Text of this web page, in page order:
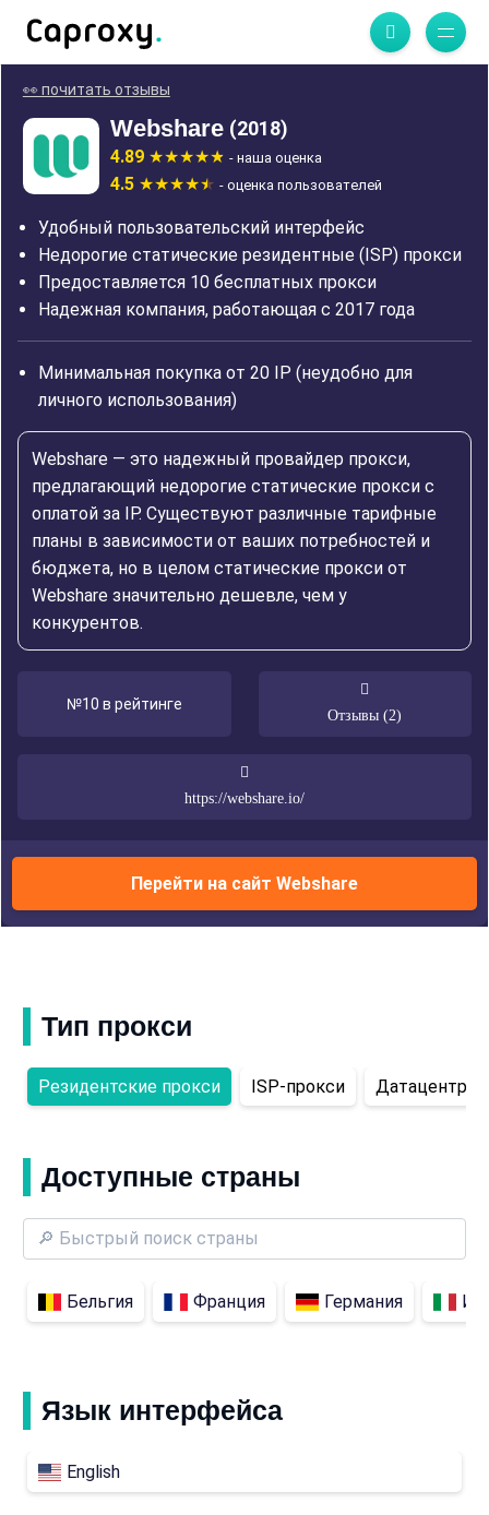
👀 почитать отзывы
Webshare (2018)
4.89 - наша оценка
4.5 - оценка пользователей
Удобный пользовательский интерфейс
Недорогие статические резидентные (ISP) прокси
Предоставляется 10 бесплатных прокси
Надежная компания, работающая с 2017 года
Минимальная покупка от 20 IP (неудобно для
личного использования)
Webshare — это надежный провайдер прокси,
предлагающий недорогие статические прокси с
оплатой за IP. Существуют различные тарифные
планы в зависимости от ваших потребностей и
бюджета, но в целом статические прокси от
Webshare значительно дешевле, чем у
конкурентов.
№10 в рейтинге
Отзывы (2)
https://webshare.io/
Перейти на сайт Webshare
Тип прокси
Резидентские прокси ISP-прокси
Доступные страны
Бельгия Франция Германия
Язык интерфейса
English